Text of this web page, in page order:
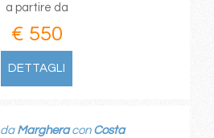
a partire da
€ 550
DETTAGLI
da Margheracon Costa